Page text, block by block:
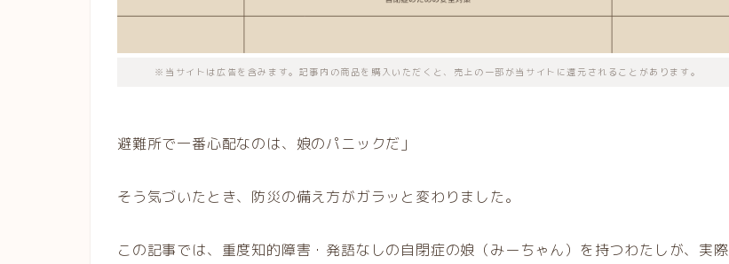
※当サイトは広告を含みます。記事内の商品を購入いただくと、売上の一部が当サイトに還元されることがあります。
避難所で一番心配なのは、娘のパニックだ」
そう気づいたとき、防災の備え方がガラッと変わりました。
この記事では、重度知的障害・発語なしの自閉症の娘（みーちゃん）を持つわたしが、実際